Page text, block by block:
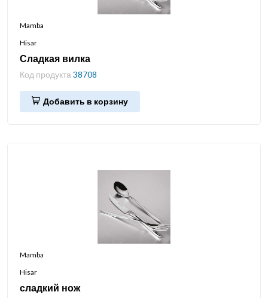
Mamba
Hisar
Сладкая вилка
Код продукта 38708
Добавить в корзину
Mamba
Hisar
сладкий нож